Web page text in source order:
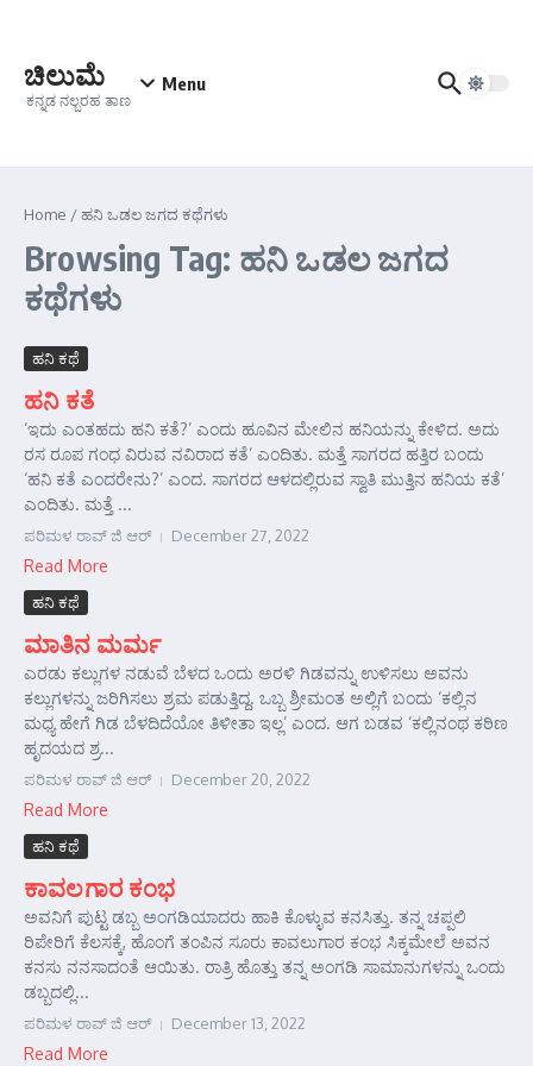
ಚಿಲುಮೆ
ಕನ್ನಡ ನಲ್ಬರಹ ತಾಣ
Menu
Home /ಹನಿ ಒಡಲ ಜಗದ ಕಥೆಗಳು
Browsing Tag: ಹನಿ ಒಡಲ ಜಗದ
ಕಥೆಗಳು
ಹನಿ ಕಥೆ
ಹನಿ ಕತೆ
‘ಇದು ಎಂತಹದು ಹನಿ ಕತೆ?’ ಎಂದು ಹೂವಿನ ಮೇಲಿನ ಹನಿಯನ್ನು ಕೇಳಿದ. ಅದು
ರಸ ರೂಪ ಗಂಧ ವಿರುವ ನವಿರಾದ ಕತೆ’ ಎಂದಿತು. ಮತ್ತೆ ಸಾಗರದ ಹತ್ತಿರ ಬಂದು
‘ಹನಿ ಕತೆ ಎಂದರೇನು?’ ಎಂದ. ಸಾಗರದ ಆಳದಲ್ಲಿರುವ ಸ್ವಾತಿ ಮುತ್ತಿನ ಹನಿಯ ಕತೆ’
ಎಂದಿತು. ಮತ್ತೆ ...
ಪರಿಮಳ ರಾವ್ ಜಿ ಆರ್‍ December 27, 2022
Read More
ಹನಿ ಕಥೆ
ಮಾತಿನ ಮರ್ಮ
ಎರಡು ಕಲ್ಲುಗಳ ನಡುವೆ ಬೆಳದ ಒಂದು ಅರಳಿ ಗಿಡವನ್ನು ಉಳಿಸಲು ಅವನು
ಕಲ್ಲುಗಳನ್ನು ಜರಿಗಿಸಲು ಶ್ರಮ ಪಡುತ್ತಿದ್ದ. ಒಬ್ಬ ಶ್ರೀಮಂತ ಅಲ್ಲಿಗೆ ಬಂದು ‘ಕಲ್ಲಿನ
ಮಧ್ಯ ಹೇಗೆ ಗಿಡ ಬೆಳದಿದೆಯೋ ತಿಳೀತಾ ಇಲ್ಲ’ ಎಂದ. ಆಗ ಬಡವ ‘ಕಲ್ಲಿನಂಥ ಕಠಿಣ
ಹೃದಯದ ಶ್ರ...
ಪರಿಮಳ ರಾವ್ ಜಿ ಆರ್‍ December 20, 2022
Read More
ಹನಿ ಕಥೆ
ಕಾವಲಗಾರ ಕಂಭ
ಅವನಿಗೆ ಪುಟ್ಟ ಡಬ್ಬ ಅಂಗಡಿಯಾದರು ಹಾಕಿ ಕೊಳ್ಳುವ ಕನಸಿತ್ತು. ತನ್ನ ಚಪ್ಪಲಿ
ರಿಪೇರಿಗೆ ಕೆಲಸಕ್ಕೆ, ಹೊಂಗೆ ತಂಪಿನ ಸೂರು ಕಾವಲುಗಾರ ಕಂಭ ಸಿಕ್ಕಮೇಲೆ ಅವನ
ಕನಸು ನನಸಾದಂತೆ ಆಯಿತು. ರಾತ್ರಿ ಹೊತ್ತು ತನ್ನ ಅಂಗಡಿ ಸಾಮಾನುಗಳನ್ನು ಒಂದು
ಡಬ್ಬದಲ್ಲಿ...
ಪರಿಮಳ ರಾವ್ ಜಿ ಆರ್‍ December 13, 2022
Read More